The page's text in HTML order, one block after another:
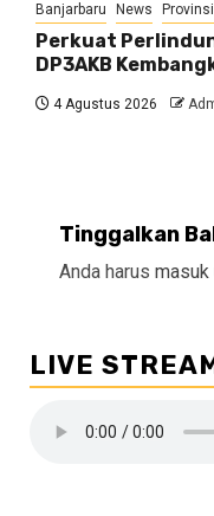
Banjarbaru News
Perkuat
DP3AKB
4 Agustus 2026
Tinggalkan
Anda harus masuk
LIVE